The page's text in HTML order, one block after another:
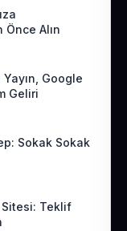
Önce Alın
Yayın, Google
Geliri
Sokak Sokak
Teklif